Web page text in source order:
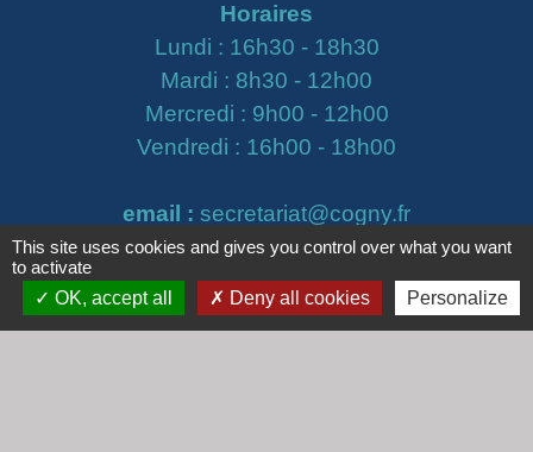
Horaires
Lundi : 16h30 - 18h30
Mardi : 8h30 - 12h00
Mercredi : 9h00 - 12h00
Vendredi : 16h00 - 18h00
email : secretariat@cogny.fr
Liens
This site uses cookies and gives you control over what you want
to activate
OK, accept all
Deny all cookies Personalize